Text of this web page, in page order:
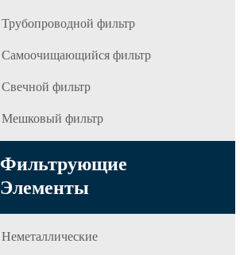
Трубопроводной фильтр
Самоочищающийся фильтр
Свечной фильтр
Мешковый фильтр
Фильтрующие
Элементы
Неметаллические